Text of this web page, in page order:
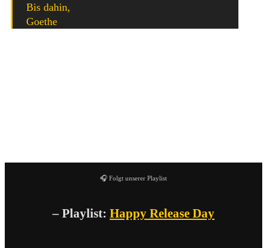
Bis dahin,
Goethe
🎧 Folgt unserer Playlist
– Playlist: Happy Release Day